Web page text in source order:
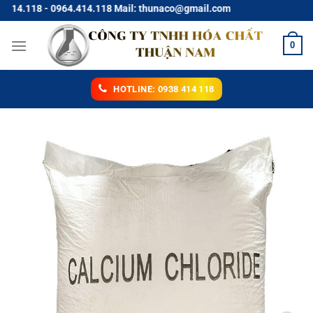
Chuyển
đến
nội
Mail: thunaco@gmail.com
0
HOTLINE: 0938 414 118